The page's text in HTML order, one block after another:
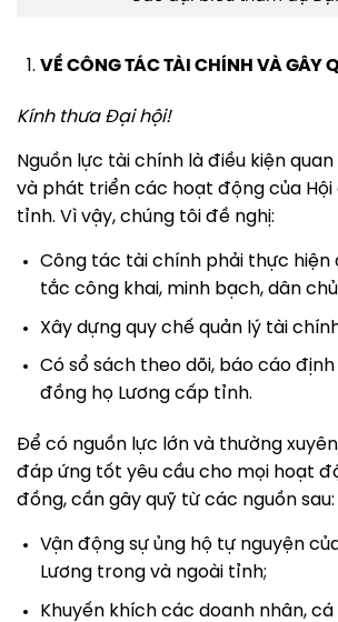
VỀ CÔNG TÁC TÀI CHÍNH VÀ GÂY
Kính thưa Đại hội!
Nguồn lực tài chính là điều kiện
và phát triển các hoạt động của Hội
tỉnh. Vì vậy, chúng tôi đề nghị:
Công tác tài chính phải thực hiện
tắc công khai, minh bạch, dân
Xây dựng quy chế quản lý tài
Có sổ sách theo dõi, báo cáo
đồng họ Lương cấp tỉnh.
Để có nguồn lực lớn và thường
đáp ứng tốt yêu cầu cho mọi hoạt
đồng, cần gây quỹ từ các nguồn sau:
Vận động sự ủng hộ tự nguyện
Lương trong và ngoài tỉnh;
Khuyến khích các doanh nhân,